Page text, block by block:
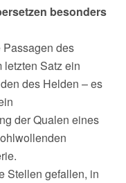
besonders
Passagen des
letzten Satz ein
des Helden – es
der Qualen eines
Stellen gefallen, in